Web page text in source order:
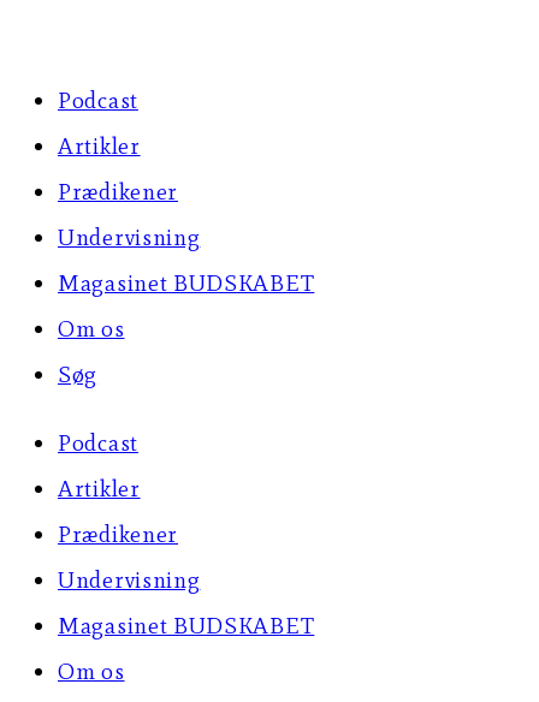
Podcast
Artikler
Prædikener
Undervisning
Magasinet BUDSKABET
Om os
Søg
Podcast
Artikler
Prædikener
Undervisning
Magasinet BUDSKABET
Om os